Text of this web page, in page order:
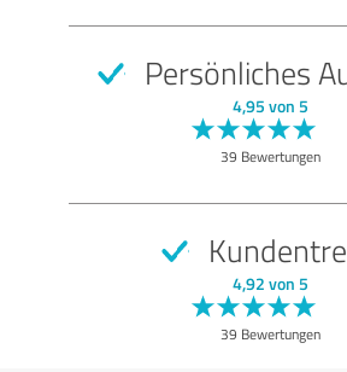
Persönliches
4,95 von 5
39 Bewertungen
4,92 von 5
39 Bewertungen